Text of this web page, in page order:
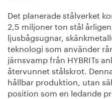
Det planerade stålverket
2,5 miljoner ton stål
ljusbågsugnar,
teknologi som använder
järnsvamp från HYBRITs
återvunnet stålskrot.
hållbar produktion, utan
position som en ledande